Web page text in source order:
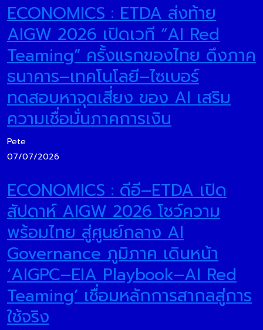
ECONOMICS : ETDA ส่งท้าย
AIGW 2026 เปิดเวที “AI Red
Teaming” ครั้งแรกของไทย ดึงภาค
ธนาคาร–เทคโนโลยี–ไซเบอร์
ทดสอบหาจุดเสี่ยง ของ AI เสริม
ความเชื่อมั่นภาคการเงิน
Pete
07/07/2026
ECONOMICS : ดีอี–ETDA เปิด
สัปดาห์ AIGW 2026 โชว์ความ
พร้อมไทย สู่ศูนย์กลาง AI
Governance ภูมิภาค เดินหน้า
‘AIGPC–EIA Playbook–AI Red
Teaming’ เชื่อมหลักการสากลสู่การ
ใช้จริง